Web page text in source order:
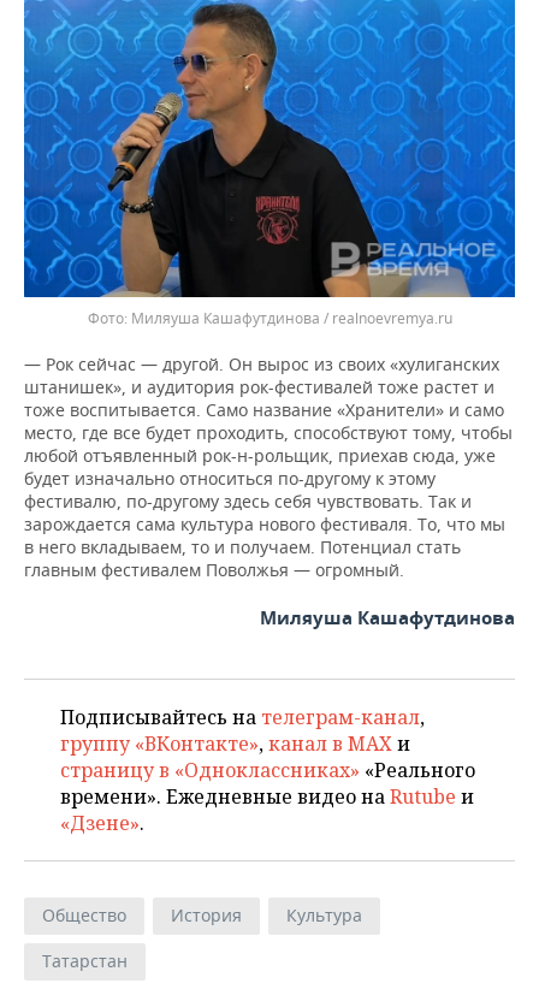
Миляуша Кашафутдинова / realnoevremya.ru
— Рок сейчас — другой. Он вырос из своих «хулиганских
штанишек», и аудитория рок-фестивалей тоже растет и
тоже воспитывается. Само название «Хранители» и само
место, где все будет проходить, способствуют тому, чтобы
любой отъявленный рок-н-рольщик, приехав сюда, уже
будет изначально относиться по-другому к этому
фестивалю, по-другому здесь себя чувствовать. Так и
зарождается сама культура нового фестиваля. То, что мы
в него вкладываем, то и получаем. Потенциал стать
главным фестивалем Поволжья — огромный.
Миляуша Кашафутдинова
Подписывайтесь на телеграм-канал,
группу «ВКонтакте»,канал в MAXи
страницу в «Одноклассниках» «Реального
времени». Ежедневные видео наRutube и
«Дзене».
Общество История
Культура
Татарстан